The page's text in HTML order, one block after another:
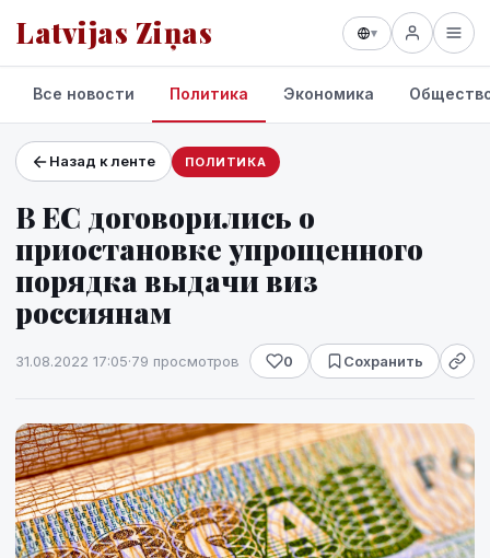
Latvijas Ziņas ▾
Проекты и сервисы
Прогноз погоды
Все новости Политика Экономика
Назад к ленте ПОЛИТИКА
В ЕС договорились о
приостановке упрощенного
порядка выдачи виз
россиянам
31.08.2022 17:05·79 просмотров 0 Сохранить